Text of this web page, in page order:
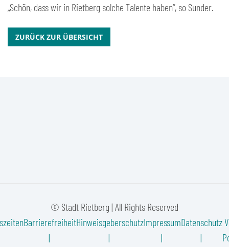
„Schön, dass wir in Rietberg solche Talente haben“, so Sunder.
ZURÜCK ZUR ÜBERSICHT
© Stadt Rietberg | All Rights Reserved
BarrierefreiheitHinweisgeberschutzImpressumDatenschutz